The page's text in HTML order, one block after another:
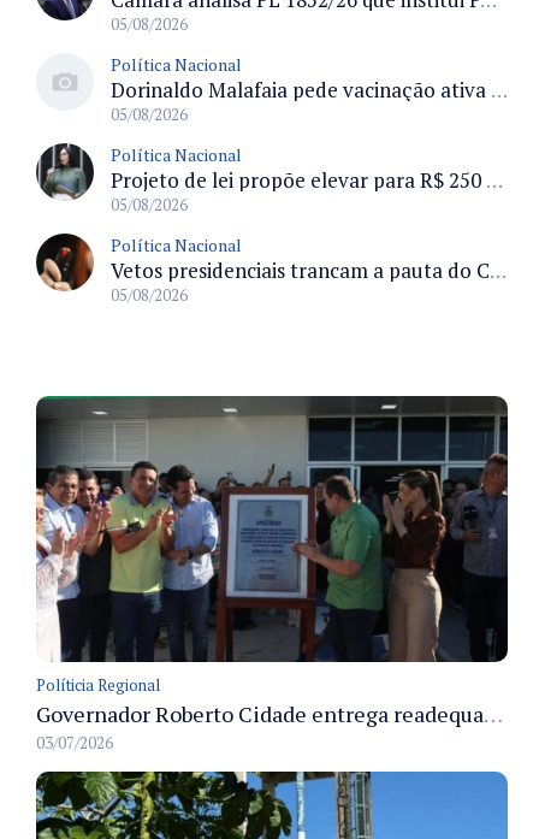
05/08/2026
Política Nacional
Dorinaldo Malafaia pede vacinação ativa ao Ministério da Saúde para reverter queda na cobertura vacinal no Brasil
05/08/2026
Política Nacional
Projeto de lei propõe elevar para R$ 250 mil limite de isenção do IPI para pessoas com deficiência e autismo
05/08/2026
Política Nacional
Vetos presidenciais trancam a pauta do Congresso com 87 itens pendentes e incluem trechos do Orçamento de 2026
05/08/2026
Políticia Regional
Governador Roberto Cidade entrega readequação do ambulatório da FCecon e amplia capacidade de atendimento oncológico em Manaus
03/07/2026